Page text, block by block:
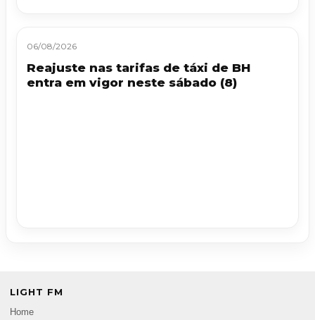
06/08/2026
Reajuste nas tarifas de táxi de BH
entra em vigor neste sábado (8)
LIGHT FM
Home